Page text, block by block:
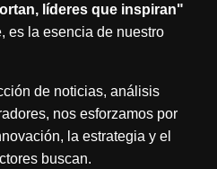
líderes que inspiran"
es la esencia de nuestro
de noticias, análisis
nos esforzamos por
la estrategia y el
buscan.